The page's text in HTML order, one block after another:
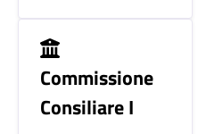
Commissione
Consiliare I